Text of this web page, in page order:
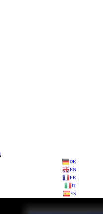
DE
EN
FR
IT
ES